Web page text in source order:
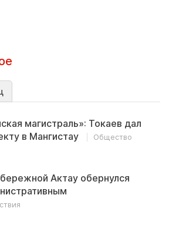
магистраль»: Токаев дал
в Мангистау
Общество
Актау обернулся